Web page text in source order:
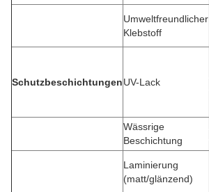
Umweltfreundlicher
Klebstoff
SchutzbeschichtungenUV-Lack
Wässrige
Beschichtung
Laminierung
(matt/glänzend)